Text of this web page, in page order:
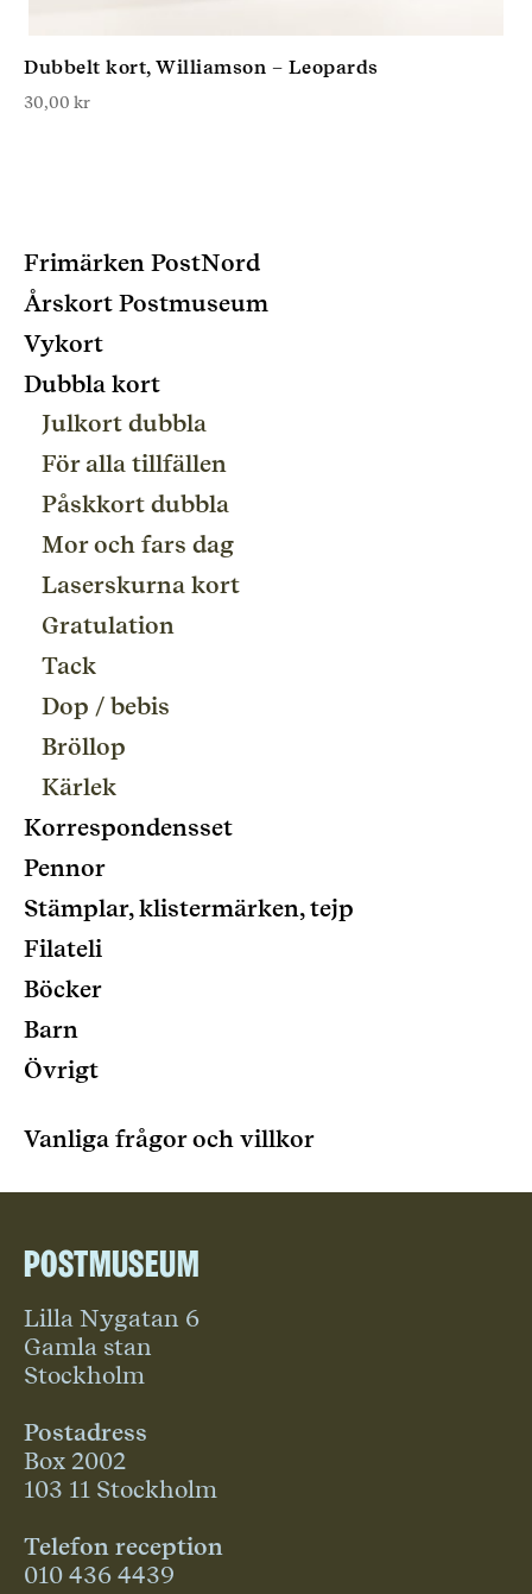
Dubbelt kort, Williamson – Leopards
30,00 kr
Frimärken PostNord
Årskort Postmuseum
Vykort
Dubbla kort
Julkort dubbla
För alla tillfällen
Påskkort dubbla
Mor och fars dag
Laserskurna kort
Gratulation
Tack
Dop / bebis
Bröllop
Kärlek
Korrespondensset
Pennor
Stämplar, klistermärken, tejp
Filateli
Böcker
Barn
Övrigt
Vanliga frågor och villkor
Postmuseum
Lilla Nygatan 6
Gamla stan
Stockholm
Postadress
Box 2002
103 11 Stockholm
Telefon reception
010 436 4439